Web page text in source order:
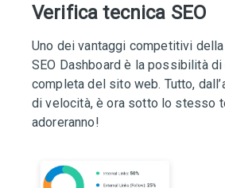
Verifica tecnica SEO
Uno dei vantaggi competitivi
SEO Dashboard è la possibilità di
completa del sito web. Tutto,
di velocità, è ora sotto lo stesso
adoreranno!